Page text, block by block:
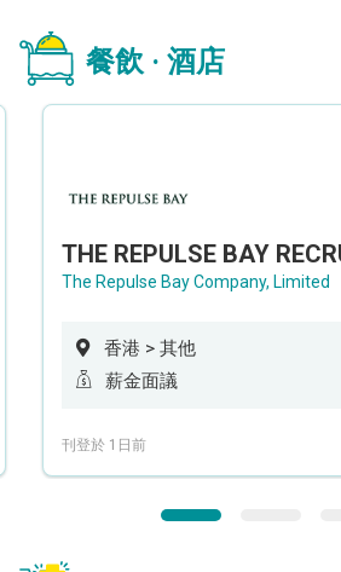
餐飲 · 酒店
The Repulse Bay Company, Limited
香港 > 其他
薪金面議
刊登於 1日前